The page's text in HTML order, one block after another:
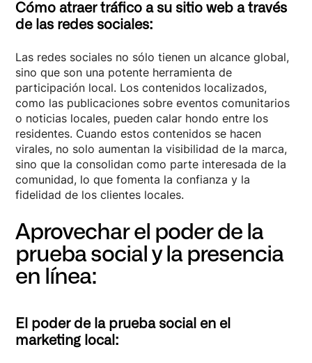
Cómo atraer tráfico a su sitio web a través
de las redes sociales:
Las redes sociales no sólo tienen un alcance global,
sino que son una potente herramienta de
participación local. Los contenidos localizados,
como las publicaciones sobre eventos comunitarios
o noticias locales, pueden calar hondo entre los
residentes. Cuando estos contenidos se hacen
virales, no solo aumentan la visibilidad de la marca,
sino que la consolidan como parte interesada de la
comunidad, lo que fomenta la confianza y la
fidelidad de los clientes locales.
Aprovechar el poder de la
prueba social y la presencia
en línea:
El poder de la prueba social en el
marketing local: